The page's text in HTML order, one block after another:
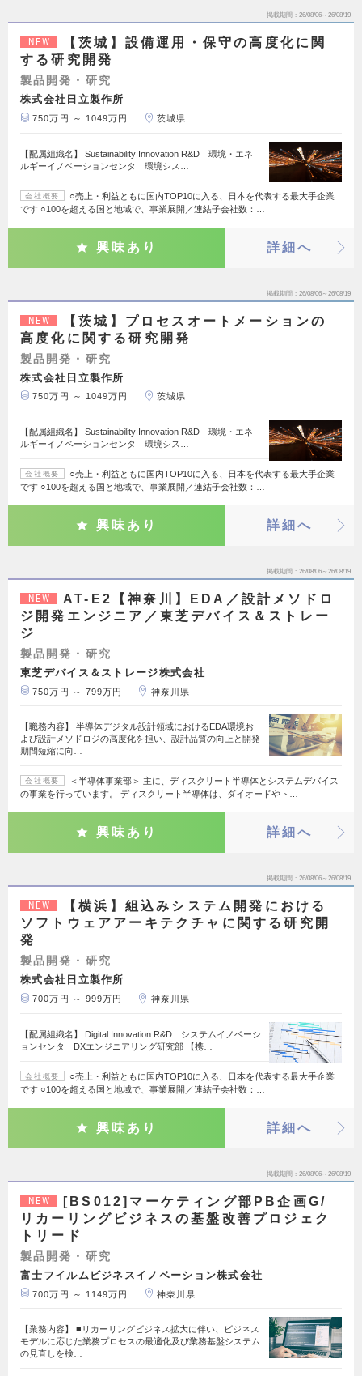
掲載期間 26/08/06～26/08/19
NEW
【茨城】設備運用・保守の高度化に関
する研究開発
製品開発・研究
株式会社日立製作所
750万円 ～ 1049万円 茨城県
【配属組織名】 Sustainability Innovation R&D 環境・エネ
ルギーイノベーションセンタ 環境シス…
会社概要
○売上・利益ともに国内TOP10に入る、日本を代表する最大手企業
です ○100を超える国と地域で、事業展開／連結子会社数：…
興味あり 詳細へ
掲載期間 26/08/06～26/08/19
NEW
【茨城】プロセスオートメーションの
高度化に関する研究開発
製品開発・研究
株式会社日立製作所
750万円 ～ 1049万円 茨城県
【配属組織名】 Sustainability Innovation R&D 環境・エネ
ルギーイノベーションセンタ 環境シス…
会社概要
○売上・利益ともに国内TOP10に入る、日本を代表する最大手企業
です ○100を超える国と地域で、事業展開／連結子会社数：…
興味あり 詳細へ
掲載期間 26/08/06～26/08/19
NEW
AT-E2【神奈川】EDA／設計メソドロ
ジ開発エンジニア／東芝デバイス＆ストレー
ジ
製品開発・研究
東芝デバイス＆ストレージ株式会社
750万円 ～ 799万円 神奈川県
【職務内容】 半導体デジタル設計領域におけるEDA環境お
よび設計メソドロジの高度化を担い、設計品質の向上と開発
期間短縮に向…
会社概要
＜半導体事業部＞ 主に、ディスクリート半導体とシステムデバイス
の事業を行っています。 ディスクリート半導体は、ダイオードやト…
興味あり 詳細へ
掲載期間 26/08/06～26/08/19
NEW
【横浜】組込みシステム開発における
ソフトウェアアーキテクチャに関する研究開
発
製品開発・研究
株式会社日立製作所
700万円 ～ 999万円 神奈川県
【配属組織名】 Digital Innovation R&D システムイノベーシ
ョンセンタ DXエンジニアリング研究部 【携…
会社概要
○売上・利益ともに国内TOP10に入る、日本を代表する最大手企業
です ○100を超える国と地域で、事業展開／連結子会社数：…
興味あり 詳細へ
掲載期間 26/08/06～26/08/19
NEW
[BS012]マーケティング部PB企画G/
リカーリングビジネスの基盤改善プロジェク
トリード
製品開発・研究
富士フイルムビジネスイノベーション株式会社
700万円 ～ 1149万円 神奈川県
【業務内容】 ■リカーリングビジネス拡大に伴い、ビジネス
モデルに応じた業務プロセスの最適化及び業務基盤システム
の見直しを検…